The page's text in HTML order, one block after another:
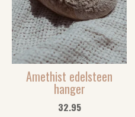
Amethist edelsteen
hanger
32.95